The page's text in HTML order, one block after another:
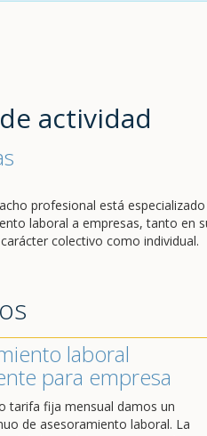
actividad
profesional está especializado
laboral a empresas, tanto en
colectivo como individual.
laboral
para empresa
tarifa fija mensual damos un
de asesoramiento laboral. La